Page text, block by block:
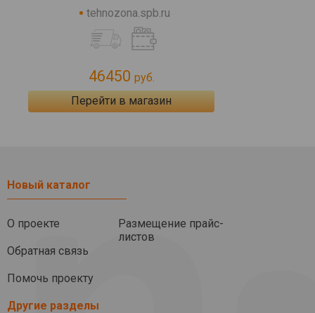
tehnozona.spb.ru
46450 руб.
Перейти в магазин
Новый каталог
О проекте
Обратная связь
Помочь проекту
Размещение прайс-
листов
Другие разделы